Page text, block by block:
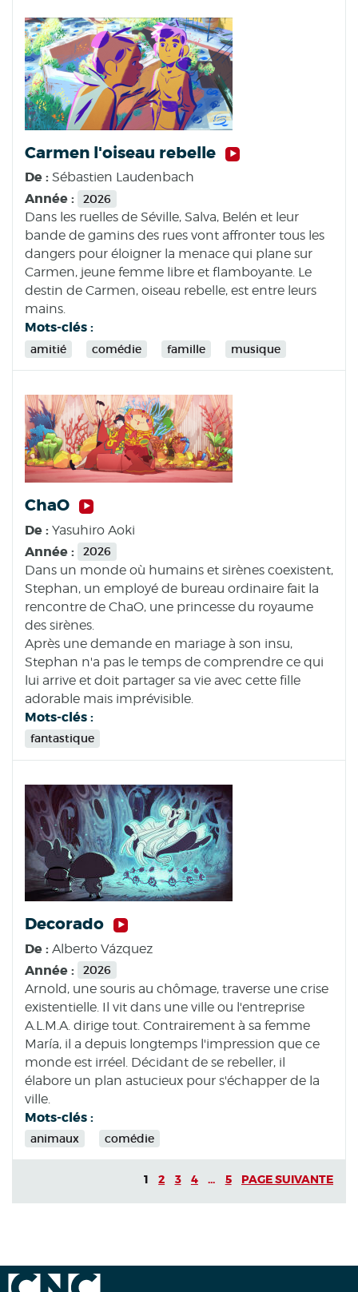
Carmen l'oiseau rebelle
De : Sébastien Laudenbach
Année : 2026
Dans les ruelles de Séville, Salva, Belén et leur
bande de gamins des rues vont affronter tous les
dangers pour éloigner la menace qui plane sur
Carmen, jeune femme libre et flamboyante. Le
destin de Carmen, oiseau rebelle, est entre leurs
mains.
Mots-clés :
amitié comédie famille musique
ChaO
De : Yasuhiro Aoki
Année : 2026
Dans un monde où humains et sirènes coexistent,
Stephan, un employé de bureau ordinaire fait la
rencontre de ChaO, une princesse du royaume
des sirènes.
Après une demande en mariage à son insu,
Stephan n'a pas le temps de comprendre ce qui
lui arrive et doit partager sa vie avec cette fille
adorable mais imprévisible.
Mots-clés :
fantastique
Decorado
De : Alberto Vázquez
Année : 2026
Arnold, une souris au chômage, traverse une crise
existentielle. Il vit dans une ville ou l'entreprise
A.L.M.A. dirige tout. Contrairement à sa femme
María, il a depuis longtemps l'impression que ce
monde est irréel. Décidant de se rebeller, il
élabore un plan astucieux pour s'échapper de la
ville.
Mots-clés :
animaux comédie
1 2 3 4 ... 5 PAGE SUIVANTE